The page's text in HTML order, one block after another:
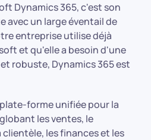
Dynamics 365, c'est son
un large éventail de
entreprise utilise déjà
et qu'elle a besoin d'une
robuste, Dynamics 365 est
forme unifiée pour la
les ventes, le
clientèle, les finances et les